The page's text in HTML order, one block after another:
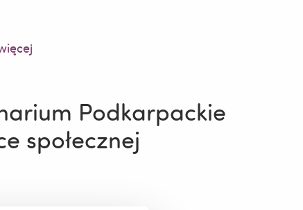
Podkarpackie
społecznej